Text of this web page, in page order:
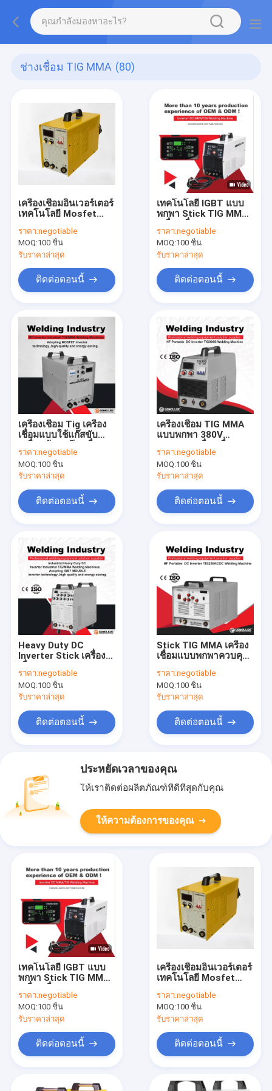
ช่างเชื่อม TIG MMA (80)
เครื่องเชื่อมอินเวอร์เตอร์
เทคโนโลยี Mosfet
MMA300 เครื่องเชื่อมที่
มีแรงอาร์คและเครื่อง
เชื่อมอาร์ค
ราคา:negotiable
MOQ:100 ชิ้น
รับราคาล่าสุด
ติดต่อตอนนี้
เทคโนโลยี IGBT แบบ
พกพา Stick TIG MMA
Ac/Dc เครื่องเชื่อม TIG
ความถี่สูงสามารถเชื่อ
มอลูมิเนียม
ราคา:negotiable
MOQ:100 ชิ้น
รับราคาล่าสุด
ติดต่อตอนนี้
เครื่องเชื่อม Tig เครื่อง
เชื่อมแบบใช้แก๊สขับ
เชื่อม Tig Mma เครื่อง
เชื่อมประหยัดพลังงาน
Mos เครื่องเชื่อม
ราคา:negotiable
MOQ:100 ชิ้น
รับราคาล่าสุด
ติดต่อตอนนี้
เครื่องเชื่อม TIG MMA
แบบพกพา 380V
ประหยัดพลังงาน
ราคา:negotiable
MOQ:100 ชิ้น
รับราคาล่าสุด
ติดต่อตอนนี้
Heavy Duty DC
Inverter Stick เครื่อง
Moudle Industrial TIG
Inverter Welder
ราคา:negotiable
MOQ:100 ชิ้น
รับราคาล่าสุด
ติดต่อตอนนี้
Stick TIG MMA เครื่อง
เชื่อมแบบพกพาควบคุม
Inverter Mosfet แบบ
พกพาเครื่อง TIG
อุปกรณ์เชื่อม
ราคา:negotiable
MOQ:100 ชิ้น
รับราคาล่าสุด
ติดต่อตอนนี้
ประหยัดเวลาของคุณ
ให้เราติดต่อผลิตภัณฑ์ที่ดีที่สุดกับคุณ
ให้ความต้องการของคุณ
เทคโนโลยี IGBT แบบ
พกพา Stick TIG MMA
Ac/Dc เครื่องเชื่อม TIG
ความถี่สูงสามารถเชื่อ
มอลูมิเนียม
ราคา:negotiable
MOQ:100 ชิ้น
รับราคาล่าสุด
ติดต่อตอนนี้
เครื่องเชื่อมอินเวอร์เตอร์
เทคโนโลยี Mosfet
MMA300 เครื่องเชื่อมที่
มีแรงอาร์คและเครื่อง
เชื่อมอาร์ค
ราคา:negotiable
MOQ:100 ชิ้น
รับราคาล่าสุด
ติดต่อตอนนี้